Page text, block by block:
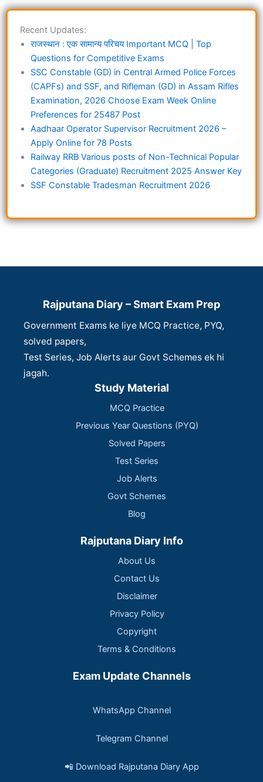
Recent Updates:
राजस्थान : एक सामान्य परिचय Important MCQ | Top
Questions for Competitive Exams
SSC Constable (GD) in Central Armed Police Forces
(CAPFs) and SSF, and Rifleman (GD) in Assam Rifles
Examination, 2026 Choose Exam Week Online
Preferences for 25487 Post
Aadhaar Operator Supervisor Recruitment 2026 –
Apply Online for 78 Posts
Railway RRB Various posts of Non-Technical Popular
Categories (Graduate) Recruitment 2025 Answer Key
SSF Constable Tradesman Recruitment 2026
Rajputana Diary – Smart Exam Prep
Government Exams ke liye MCQ Practice, PYQ,
solved papers,
Test Series, Job Alerts aur Govt Schemes ek hi
jagah.
Study Material
MCQ Practice
Previous Year Questions (PYQ)
Solved Papers
Test Series
Job Alerts
Govt Schemes
Blog
Rajputana Diary Info
About Us
Contact Us
Disclaimer
Privacy Policy
Copyright
Terms & Conditions
Exam Update Channels
WhatsApp Channel
Telegram Channel
📲 Download Rajputana Diary App